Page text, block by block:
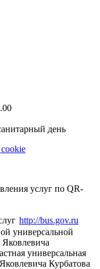
день
услуг по QR-
http://bus.gov.ru
универсальной
универсальная
Курбатова